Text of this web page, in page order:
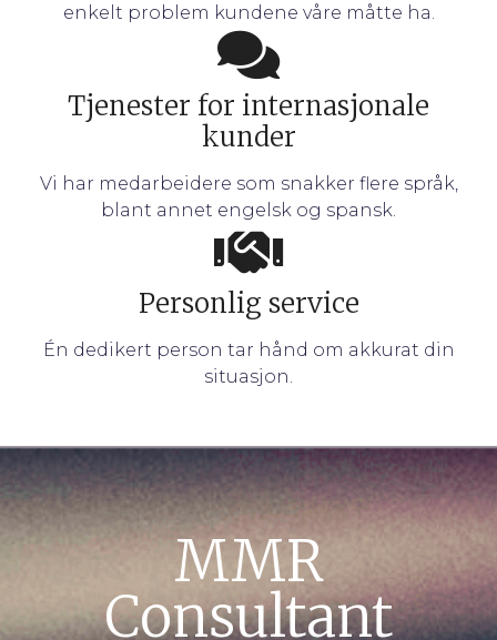
enkelt problem kundene våre måtte ha.
Tjenester for internasjonale
kunder
Vi har medarbeidere som snakker flere språk,
blant annet engelsk og spansk.
Personlig service
Én dedikert person tar hånd om akkurat din
situasjon.
MMR
Consultant